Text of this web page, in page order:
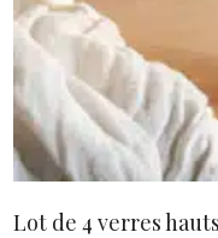
Lot de 4 verres